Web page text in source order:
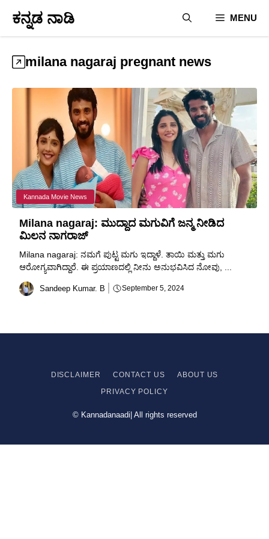
content
ಕನ್ನಡ ನಾಡಿ MENU
milana nagaraj pregnant news
Kannada Movie News
Milana nagaraj: ಮುದ್ದಾದ ಮಗುವಿಗೆ ಜನ್ಮ ನೀಡಿದ
ಮಿಲನ ನಾಗರಾಜ್
Milana nagaraj: ನಮಗೆ ಪುಟ್ಟ ಮಗು ಇದ್ದಾಳೆ. ತಾಯಿ ಮತ್ತು ಮಗು
ಆರೋಗ್ಯವಾಗಿದ್ದಾರೆ. ಈ ಪ್ರಯಾಣದಲ್ಲಿ ನೀನು ಅನುಭವಿಸಿದ ನೋವು, ...
Sandeep Kumar. B September 5, 2024
DISCLAIMER CONTACT US
ABOUT US
PRIVACY POLICY
© Kannadanaadi| All rights reserved